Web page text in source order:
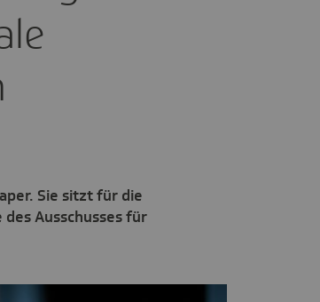
Sie sitzt für die
Ausschusses für